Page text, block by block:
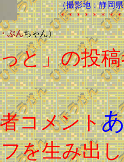
ぶんちゃん）
（撮影地：静岡
＊＊＊＊＊＊＊＊
と」の投
コメント
を生み出